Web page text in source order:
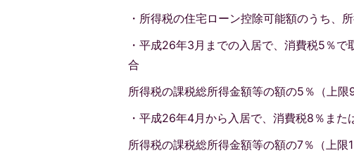
・所得税の住宅ローン控除可能額のうち、
・平成26年3月までの入居で、消費税5％
合
所得税の課税総所得金額等の額の5％（上限
・平成26年4月から入居で、消費税8％また
所得税の課税総所得金額等の額の7％（上限